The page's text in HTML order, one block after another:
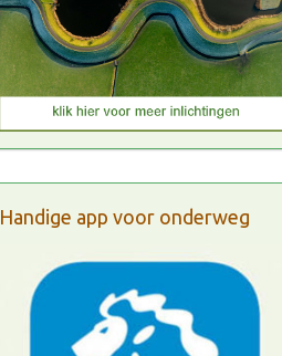
Handige app voor onderweg